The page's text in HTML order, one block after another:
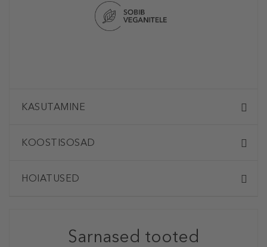
KASUTAMINE
KOOSTISOSAD
HOIATUSED
Sarnased tooted